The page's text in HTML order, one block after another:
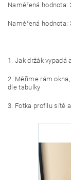
Naměřená hodnota:
Naměřená hodnota:
1. Jak držák vypadá
2. Měříme rám
dle tabulky
3. Fotka profilu sítě